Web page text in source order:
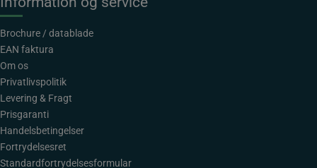
Brochure / datablade
EAN faktura
Om os
Privatlivspolitik
Levering & Fragt
Prisgaranti
Handelsbetingelser
Fortrydelsesret
Standardfortrydelsesformular